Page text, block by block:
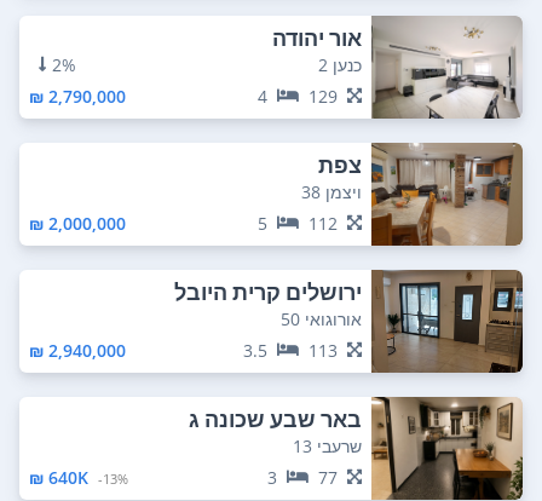
אור יהודה
כנען 2
2%
129
4
2,790,000 ₪
צפת
ויצמן 38
112
5
2,000,000 ₪
ירושלים קרית היובל
אורוגואי 50
113
3.5
2,940,000 ₪
באר שבע שכונה ג
שרעבי 13
77
3
13%-
640K ₪